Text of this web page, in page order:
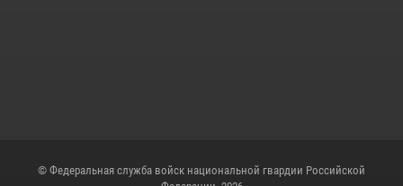
© Федеральная служба войск национальной гвардии Российской